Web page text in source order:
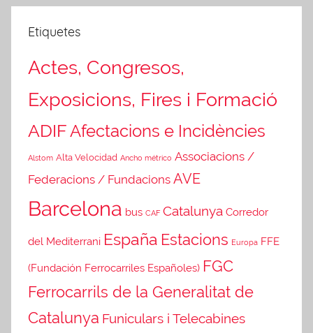
Etiquetes
Actes, Congresos,
Exposicions, Fires i Formació
ADIFAfectacions e Incidències
Alstom Alta Velocidad Ancho métrico Associacions /
Federacions / Fundacions AVE
Barcelona bus CAF Catalunya Corredor
del Mediterrani España Estacions Europa FFE
(Fundación Ferrocarriles Españoles) FGC
Ferrocarrils de la Generalitat de
Catalunya Funiculars i Telecabines